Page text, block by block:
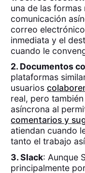
una de las formas
comunicación
correo
inmediata y el
cuando le
2. Documentos
plataformas
usuarios
real, pero
asíncrona al
comentarios y
atiendan cuando
tanto el trabajo
3. Slack: Aunque
principalmente